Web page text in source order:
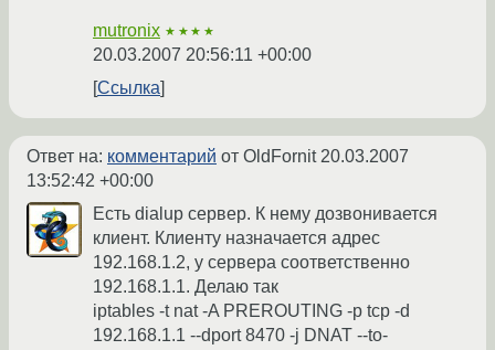
mutronix ★★★★
20.03.2007 20:56:11 +00:00
Ссылка
Ответ на: комментарий от OldFornit20.03.2007
13:52:42 +00:00
Есть dialup сервер. К нему дозвонивается
клиент. Клиенту назначается адрес
192.168.1.2, у сервера соответственно
192.168.1.1. Делаю так
iptables -t nat -A PREROUTING -p tcp -d
192.168.1.1 --dport 8470 -j DNAT --to-